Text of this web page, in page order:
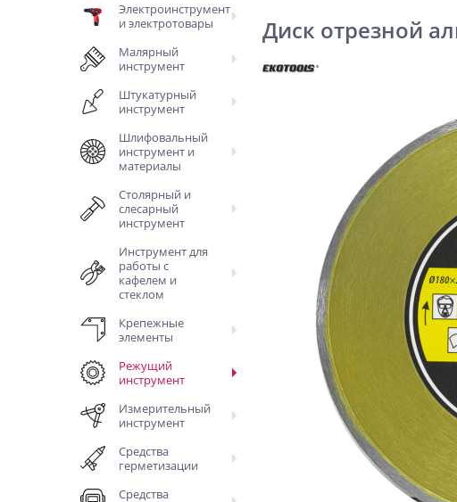
Электроинструмент
и электротовары
Малярный
инструмент
Штукатурный
инструмент
Шлифовальный
инструмент и
материалы
Столярный и
слесарный
инструмент
Инструмент для
работы с
кафелем и
стеклом
Крепежные
элементы
Режущий
инструмент
Измерительный
инструмент
Средства
герметизации
Средства
Диск отрезной